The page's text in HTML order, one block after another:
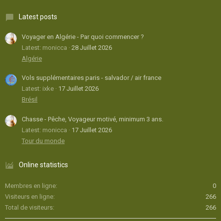
Latest posts
Voyager en Algérie - Par quoi commencer ?
Latest: monicca
28 Juillet 2026
Algérie
Vols supplémentaires paris - salvador / air france
Latest: ixke
17 Juillet 2026
Brésil
Chasse - Pêche, Voyageur motivé, minimum 3 ans.
Latest: monicca
17 Juillet 2026
Tour du monde
Online statistics
Membres en ligne
0
Visiteurs en ligne
266
Total de visiteurs
266